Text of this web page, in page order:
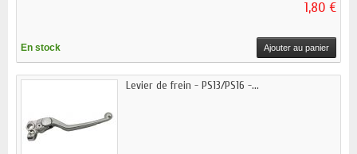
1,80 €
En stock Ajouter au panier
Levier de frein - PS13/PS16 -...